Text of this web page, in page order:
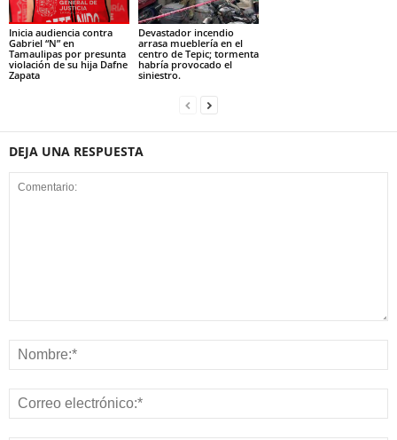
Inicia audiencia contra
Gabriel “N” en
Tamaulipas por presunta
violación de su hija Dafne
Zapata
Devastador incendio
arrasa mueblería en el
centro de Tepic; tormenta
habría provocado el
siniestro.
DEJA UNA RESPUESTA